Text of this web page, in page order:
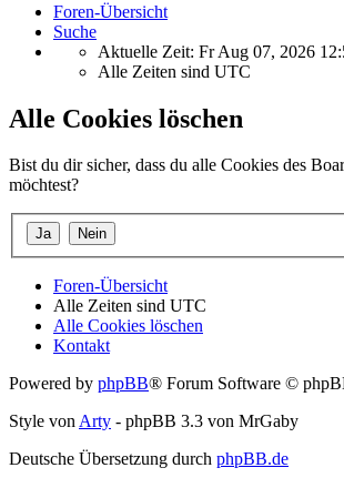
Foren-Übersicht
Suche
Aktuelle Zeit: Fr Aug 07, 2026
Alle Zeiten sind UTC
Alle Cookies löschen
Bist du dir sicher, dass du alle Cookies des
möchtest?
Foren-Übersicht
Alle Zeiten sind UTC
Alle Cookies löschen
Kontakt
Powered by phpBB® Forum Software ©
Style von Arty - phpBB 3.3 von MrGaby
Deutsche Übersetzung durch phpBB.de